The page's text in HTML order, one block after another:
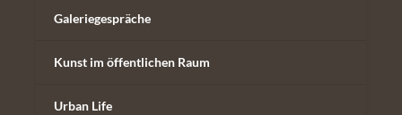
Galeriegespräche
Kunst im öffentlichen Raum
Urban Life